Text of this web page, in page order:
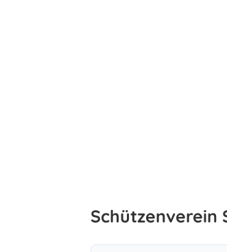
Schützenverein